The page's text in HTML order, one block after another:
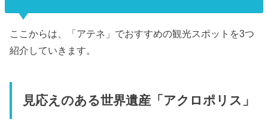
ここからは、「アテネ」でおすすめの観光スポットを3つ
紹介していきます。
見応えのある世界遺産「アクロポリス」